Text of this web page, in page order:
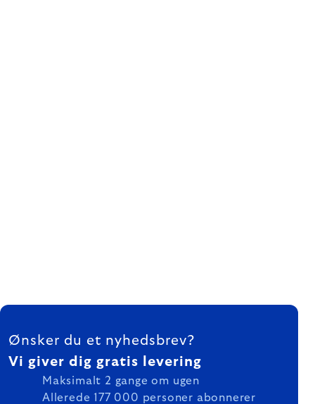
FOOTER
Ønsker du et nyhedsbrev?
Vi giver dig gratis levering
Maksimalt 2 gange om ugen
Allerede 177 000 personer abonnerer